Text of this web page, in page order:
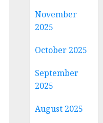
November
2025
October 2025
September
2025
August 2025